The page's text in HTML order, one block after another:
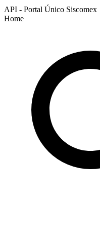
API - Portal Único Siscomex
Home